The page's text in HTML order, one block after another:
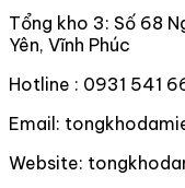
Tổng kho 3: Số 68
Yên, Vĩnh Phúc
Hotline : 0931 541
Email:
Website: